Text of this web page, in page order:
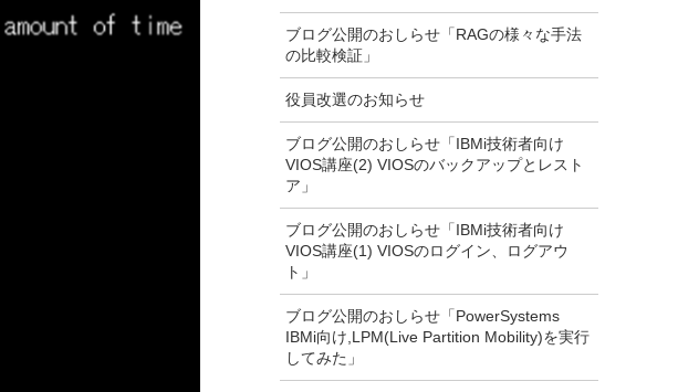
ブログ公開のおしらせ「RAGの様々な手法
の比較検証」
役員改選のお知らせ
ブログ公開のおしらせ「IBMi技術者向け
VIOS講座(2) VIOSのバックアップとレスト
ア」
ブログ公開のおしらせ「IBMi技術者向け
VIOS講座(1) VIOSのログイン、ログアウ
ト」
ブログ公開のおしらせ「PowerSystems
IBMi向け,LPM(Live Partition Mobility)を実行
してみた」